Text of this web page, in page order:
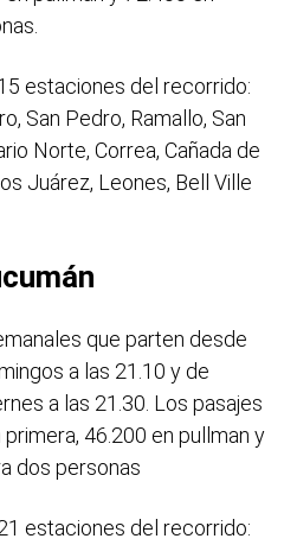
estaciones del recorrido:
San Pedro, Ramallo, San
Norte, Correa, Cañada de
Juárez, Leones, Bell Ville
que parten desde
a las 21.10 y de
a las 21.30. Los pasajes
46.200 en pullman y
dos personas
estaciones del recorrido: